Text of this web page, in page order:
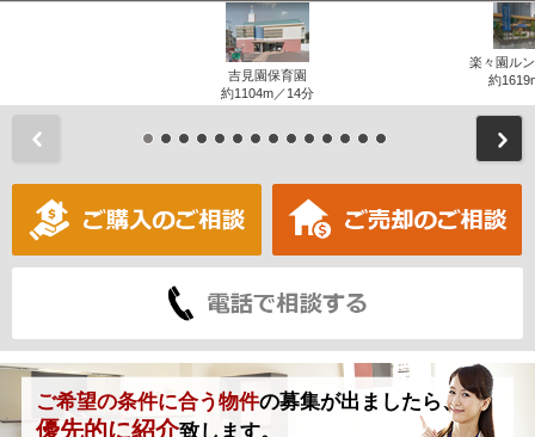
吉見園保育園
約1104m／14分
楽々園ル
約
ご希望の条件に合う物件の募集が出ましたら、
優先的に紹介致します。